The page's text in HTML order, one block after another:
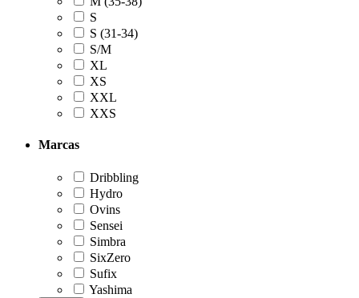
S
S (31-34)
S/M
XL
XS
XXL
XXS
Marcas
Dribbling
Hydro
Ovins
Sensei
Simbra
SixZero
Sufix
Yashima